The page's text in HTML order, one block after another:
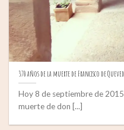
370 años de la muerte de Francisco de
Hoy 8 de septiembre de
muerte de don [...]